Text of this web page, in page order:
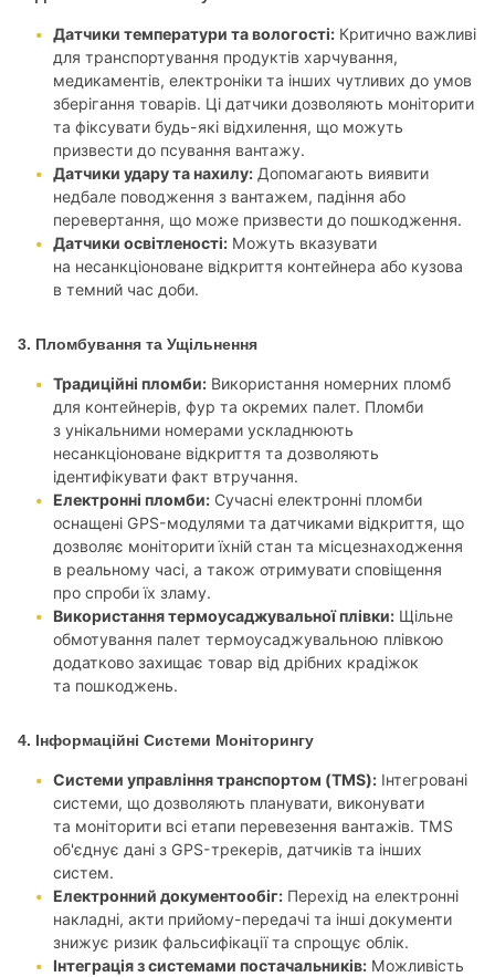
Датчики температури та вологості: Критично важливі
для транспортування продуктів харчування,
медикаментів, електроніки та інших чутливих до умов
зберігання товарів. Ці датчики дозволяють моніторити
та фіксувати будь-які відхилення, що можуть
призвести до псування вантажу.
Датчики удару та нахилу: Допомагають виявити
недбале поводження з вантажем, падіння або
перевертання, що може призвести до пошкодження.
Датчики освітленості: Можуть вказувати
на несанкціоноване відкриття контейнера або кузова
в темний час доби.
3. Пломбування та Ущільнення
Традиційні пломби: Використання номерних пломб
для контейнерів, фур та окремих палет. Пломби
з унікальними номерами ускладнюють
несанкціоноване відкриття та дозволяють
ідентифікувати факт втручання.
Електронні пломби: Сучасні електронні пломби
оснащені GPS-модулями та датчиками відкриття, що
дозволяє моніторити їхній стан та місцезнаходження
в реальному часі, а також отримувати сповіщення
про спроби їх зламу.
Використання термоусаджувальної плівки: Щільне
обмотування палет термоусаджувальною плівкою
додатково захищає товар від дрібних крадіжок
та пошкоджень.
4. Інформаційні Системи Моніторингу
Системи управління транспортом (TMS): Інтегровані
системи, що дозволяють планувати, виконувати
та моніторити всі етапи перевезення вантажів. TMS
об'єднує дані з GPS-трекерів, датчиків та інших
систем.
Електронний документообіг: Перехід на електронні
накладні, акти прийому-передачі та інші документи
знижує ризик фальсифікації та спрощує облік.
Інтеграція з системами постачальників: Можливість